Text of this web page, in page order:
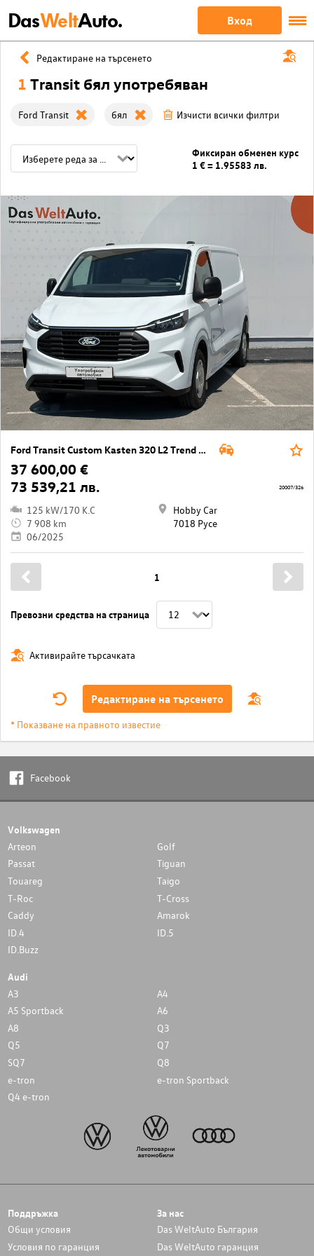
DasWeltAuto. Вход
Редактиране на търсенето
1 Transit бял употребяван
Ford Transit бял Изчисти всички филтри
Фиксиран обменен курс
1 € = 1.95583 лв.
Ford Transit Custom Kasten 320 L2 Trend AWD
37 600,00 €
73 539,21 лв.
125 kW/170 K.C
7 908 km
06/2025
Hobby Car
7018 Русе
20007/326
Превозни средства на страница
1
Активирайте търсачката
Редактиране на търсенето
* Показване на правното известие
Facebook
Volkswagen
Arteon
Golf
Passat
Tiguan
Touareg
Taigo
T-Roc
T-Cross
Caddy
Amarok
ID.4
ID.5
ID.Buzz
Audi
A3
A4
A5 Sportback
A6
A8
Q3
Q5
Q7
SQ7
Q8
e-tron
e-tron Sportback
Q4 e-tron
Поддръжка
Общи условия
Условия по гаранция
За нас
Das WeltAuto България
Das WeltAuto гаранция